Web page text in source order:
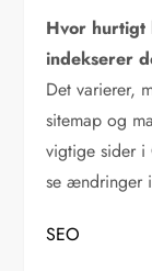
Hvor hurtigt
indekserer
Det varierer,
sitemap og
vigtige sider i
se ændringer
SEO